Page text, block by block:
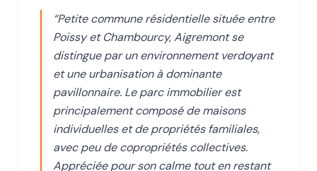
“Petite commune résidentielle située entre
Poissy et Chambourcy, Aigremont se
distingue par un environnement verdoyant
et une urbanisation à dominante
pavillonnaire. Le parc immobilier est
principalement composé de maisons
individuelles et de propriétés familiales,
avec peu de copropriétés collectives.
Appréciée pour son calme tout en restant